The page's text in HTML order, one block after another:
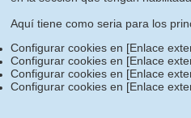
Aquí tiene como seria para los
Configurar cookies en [Enlace
Configurar cookies en [Enlace
Configurar cookies en [Enlace
Configurar cookies en [Enlace